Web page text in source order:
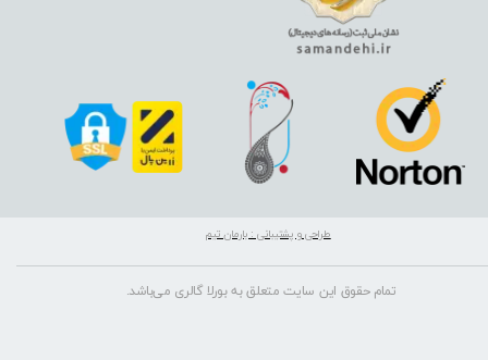
تمام حقوق این سایت متعلق به بورلا گالری می‌باشد.
طراحی و پشتیبانی : بارمان تیم